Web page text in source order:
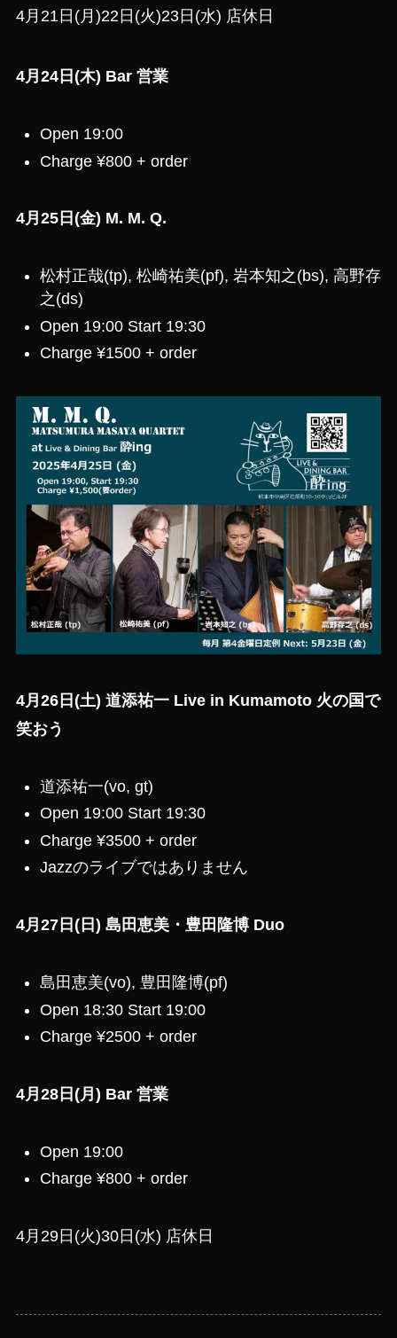
4月21日(月)22日(火)23日(水) 店休日
4月24日(木) Bar 営業
Open 19:00
Charge ¥800 + order
4月25日(金) M. M. Q.
松村正哉(tp), 松崎祐美(pf), 岩本知之(bs), 高野存
之(ds)
Open 19:00 Start 19:30
Charge ¥1500 + order
4月26日(土) 道添祐一 Live in Kumamoto 火の国で
笑おう
道添祐一(vo, gt)
Open 19:00 Start 19:30
Charge ¥3500 + order
Jazzのライブではありません
4月27日(日) 島田恵美・豊田隆博 Duo
島田恵美(vo), 豊田隆博(pf)
Open 18:30 Start 19:00
Charge ¥2500 + order
4月28日(月) Bar 営業
Open 19:00
Charge ¥800 + order
4月29日(火)30日(水) 店休日